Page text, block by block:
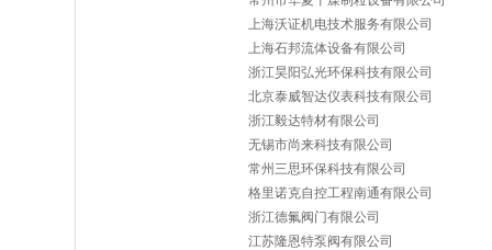
上海沃证机电技术服务有限公司
上海石邦流体设备有限公司
浙江昊阳弘光环保科技有限公司
北京泰威智达仪表科技有限公司
浙江毅达特材有限公司
无锡市尚来科技有限公司
常州三思环保科技有限公司
格里诺克自控工程南通有限公司
浙江德氟阀门有限公司
江苏隆恩特泵阀有限公司